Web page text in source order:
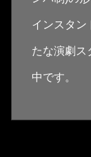
インスタン
たな演劇ス
中です。